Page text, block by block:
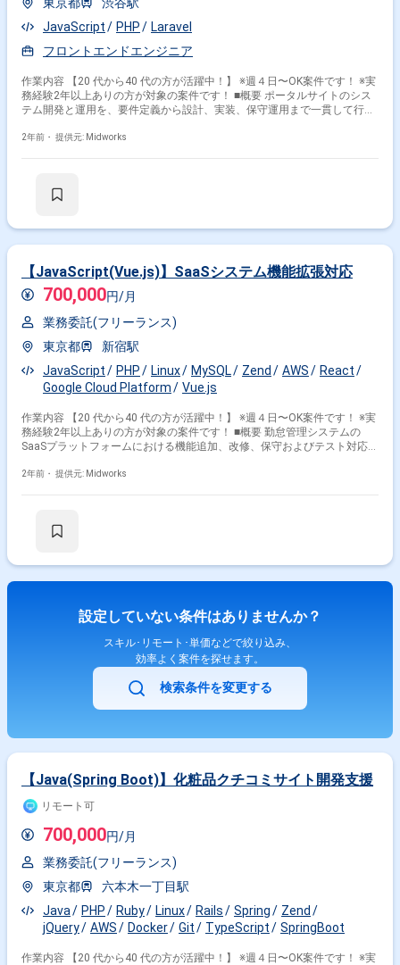
JavaScript
PHP
Laravel
フロントエンドエンジニア
作業内容 【20 代から40 代の方が活躍中！】 ※週４日〜OK案件です！ ※実
務経験2年以上ありの方が対象の案件です！ ■概要 ポータルサイトのシス
テム開発と運用を、要件定義から設計、実装、保守運用まで一貫して行い
使用したWebアプリケーション開発 ・API開発 ・設計書作成およびコード
案件の経験とご希望に併せた案件のご紹介をさせて頂きます。 弊社は様々
2年前・ 提供元: Midworks
【JavaScript(Vue.js)】SaaSシステム機能拡張対応
700,000円/月
業務委託(フリーランス)
東京都
新宿駅
JavaScript
PHP Linux MySQL Zend AWS
React
Google Cloud Platform
Vue.js
作業内容 【20 代から40 代の方が活躍中！】 ※週４日〜OK案件です！ ※実
務経験2年以上ありの方が対象の案件です！ ■概要 勤怠管理システムの
SaaSプラットフォームにおける機能追加、改修、保守およびテスト対応の
す。システム全体の基本設計から結合テストまでを担当し、Linuxおよび
チューニング ・Webセキュリティ対策を考慮したシステム開発 ・Linuxお
クトの提案を強みとしておりますので、お気軽にご相談頂けますと幸いで
件は取り扱っておりません。
2年前・ 提供元: Midworks
設定していない条件はありませんか？
スキル･リモート･単価などで絞り込み、
効率よく案件を探せます。
検索条件を変更する
【Java(Spring Boot)】化粧品クチコミサイト開発支援
リモート可
700,000円/月
業務委託(フリーランス)
東京都
六本木一丁目駅
Java
PHP Ruby Linux Rails Spring
Zend
jQuery
AWS Docker Git TypeScript SpringBoot
作業内容 【20 代から40 代の方が活躍中！】 ※週４日〜OK案件です！ ※実